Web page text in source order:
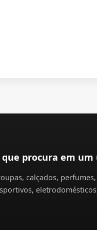
procura em um
calçados,